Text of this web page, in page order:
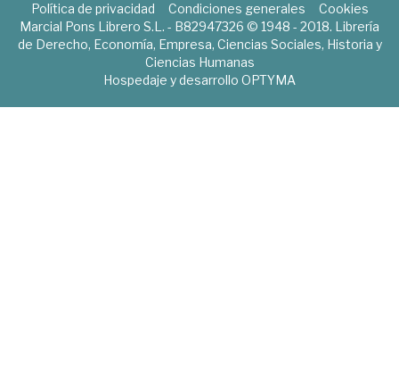
Política de privacidad Condiciones generales
Cookies
Marcial Pons Librero S.L. - B82947326 © 1948 - 2018. Librería
de Derecho, Economía, Empresa, Ciencias Sociales, Historia y
Ciencias Humanas
Hospedaje y desarrollo OPTYMA